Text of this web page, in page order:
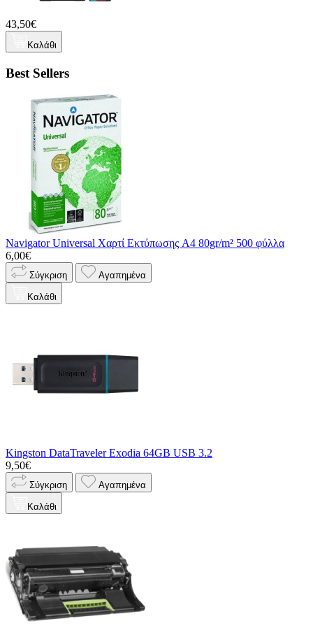
43,50€
Καλάθι
Best Sellers
Navigator Universal Χαρτί Εκτύπωσης A4 80gr/m² 500 φύλλα
6,00€
Σύγκριση Αγαπημένα
Καλάθι
Kingston DataTraveler Exodia 64GB USB 3.2
9,50€
Σύγκριση Αγαπημένα
Καλάθι